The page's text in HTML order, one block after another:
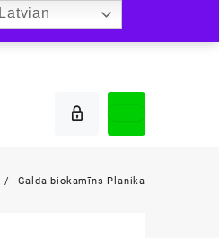
Galda biokamīns Planika
Latvian